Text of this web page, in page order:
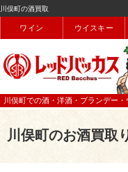
川俣町の酒買取
ワイン ウイスキー
川俣町での酒・洋酒・ブランデー
川俣町のお酒買取